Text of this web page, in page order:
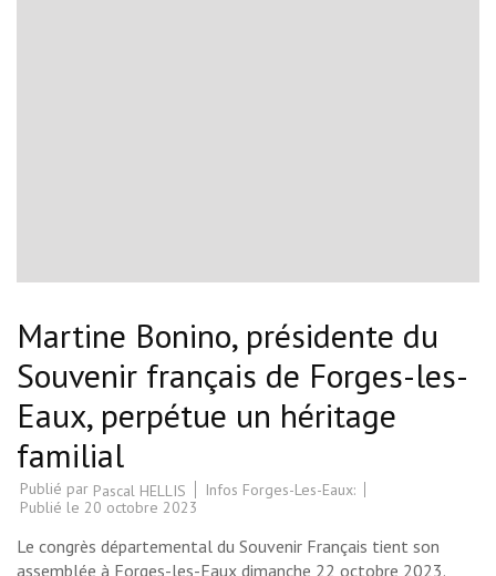
Martine Bonino, présidente du
Souvenir français de Forges-les-
Eaux, perpétue un héritage
familial
Publié par Pascal HELLIS
Infos Forges-Les-Eaux:
Publié le 20 octobre 2023
Le congrès départemental du Souvenir Français tient son
assemblée à Forges-les-Eaux dimanche 22 octobre 2023.